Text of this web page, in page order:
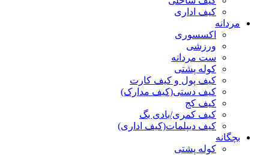
کیف اداری
مردانه
اکسسوری
ورزشی
ست مردانه
کوله پشتی
کیف پول و کیف کارت
کیف دستی(کیف مدارک)
کیف کج
کیف کمری/بادی بگ
کیف دیپلمات(کیف اداری)
بچگانه
کوله پشتی